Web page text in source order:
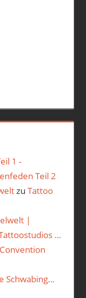
1 -
Teil 2
zu Tattoo
|
…
Schwabing…